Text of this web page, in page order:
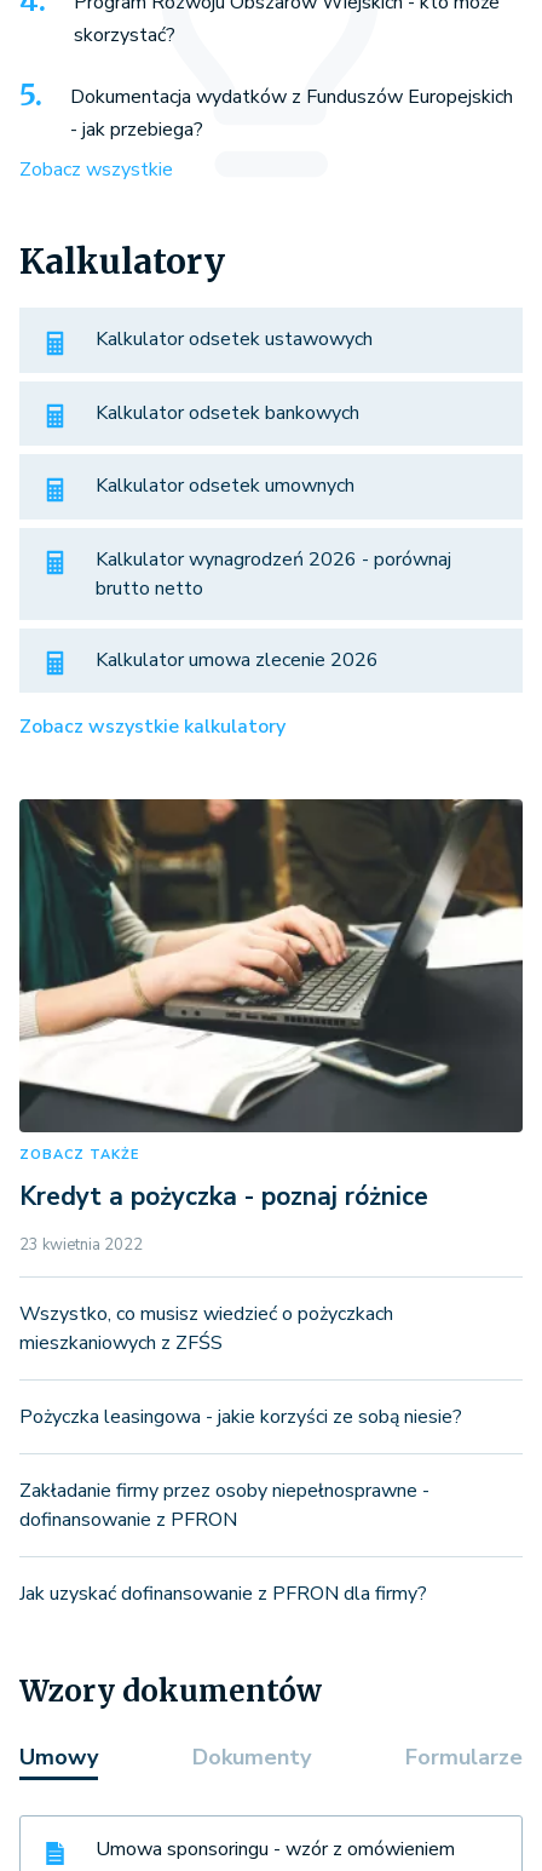
skorzystać?
Dokumentacja wydatków z Funduszów Europejskich
- jak przebiega?
Zobacz wszystkie
Kalkulatory
Kalkulator odsetek ustawowych
Kalkulator odsetek bankowych
Kalkulator odsetek umownych
Kalkulator wynagrodzeń 2026 - porównaj
brutto netto
Kalkulator umowa zlecenie 2026
Zobacz wszystkie kalkulatory
ZOBACZ TAKŻE
Kredyt a pożyczka - poznaj różnice
23 kwietnia 2022
Wszystko, co musisz wiedzieć o pożyczkach
mieszkaniowych z ZFŚS
Pożyczka leasingowa - jakie korzyści ze sobą niesie?
Zakładanie firmy przez osoby niepełnosprawne -
dofinansowanie z PFRON
Jak uzyskać dofinansowanie z PFRON dla firmy?
Wzory dokumentów
Umowy Dokumenty Formularze
Umowa sponsoringu - wzór z omówieniem